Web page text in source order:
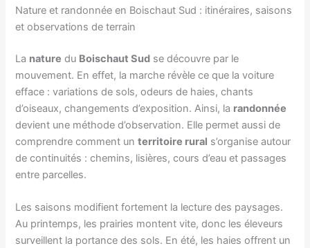
Nature et randonnée en Boischaut Sud : itinéraires, saisons
et observations de terrain
La nature du Boischaut Sud se découvre par le
mouvement. En effet, la marche révèle ce que la voiture
efface : variations de sols, odeurs de haies, chants
d’oiseaux, changements d’exposition. Ainsi, la randonnée
devient une méthode d’observation. Elle permet aussi de
comprendre comment unterritoire rural s’organise autour
de continuités : chemins, lisières, cours d’eau et passages
entre parcelles.
Les saisons modifient fortement la lecture des paysages.
Au printemps, les prairies montent vite, donc les éleveurs
surveillent la portance des sols. En été, les haies offrent un